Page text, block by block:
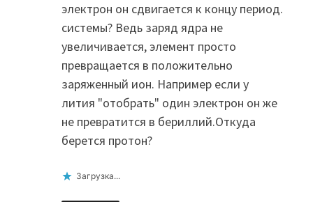
электрон он сдвигается к концу период.
системы? Ведь заряд ядра не
увеличивается, элемент просто
превращается в положительно
заряженный ион. Например если у
лития "отобрать" один электрон он же
не превратится в бериллий.Откуда
берется протон?
Загрузка...